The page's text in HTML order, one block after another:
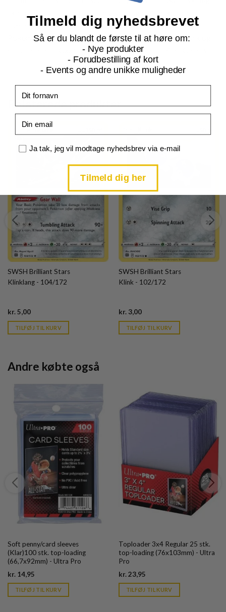
trænere fra Pokémon tegneserien sammen med deres
Pokémon. Alle disse kort har et særdeles smukt artwork og
er numereret TGxx/TG30, hvor TG står for Trainer Gallery.
Relaterede produkter
SWSH Brilliant Stars
Klinklang - 104/172
kr.5,00Current
is:
kr. 39,95.
TILFØJ TIL KURV
SWSH Brilliant Stars
Klink - 102/172
kr.3,00Current
is:
kr. 39,95.
TILFØJ TIL KURV
Andre købte også
Soft penny/card sleeves
(Klar)100 stk. top-loading
(66,7x92mm) - Ultra Pro
kr. 14,95
is:
kr. 39,95.
TILFØJ TIL KURV
Toploader 3x4 Regular 25 stk.
top-loading (76x103mm) - Ultra
Pro
kr.23,95Current
is:
kr. 39,95.
TILFØJ TIL KURV
Tilmeld dig nyhedsbrevet
Så er du blandt de første til at høre om:
- Nye produkter
- Forudbestilling af kort
- Events og andre unikke muligheder
Samtykke
Ja tak, jeg vil modtage nyhedsbrev via e-mail
Tilmeld dig her